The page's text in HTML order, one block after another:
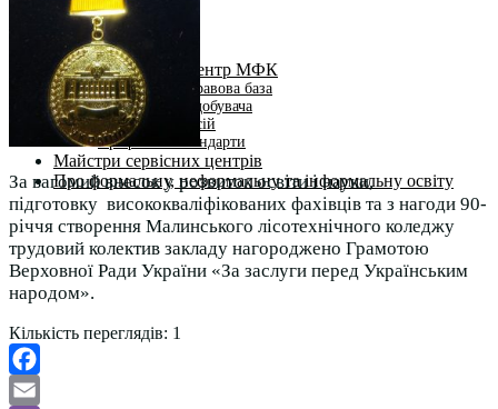
Вісник
Контакти
Публічність
Кваліфікаційний центр МФК
Нормативно-правова база
Форма заяви здобувача
Перелік професій
Професійні стандарти
Майстри сервісних центрів
Про формальну, неформальну та інформальну освіту
За вагомий внесок у розвиток освіти і науки,
підготовку висококваліфікованих фахівців та з нагоди 90-
річчя створення Малинського лісотехнічного коледжу
трудовий колектив закладу нагороджено Грамотою
Верховної Ради України «За заслуги перед Українським
народом».
Кількість переглядів: 1
Facebook